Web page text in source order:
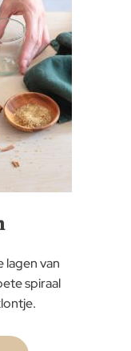
lagen van
spiraal